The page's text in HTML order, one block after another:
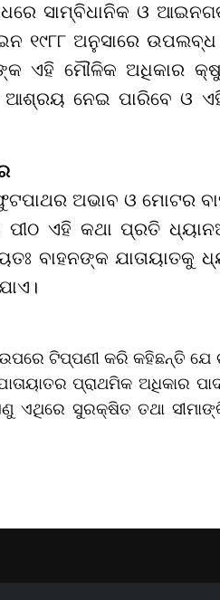
ସାମ୍ବିଧାନିକ ଓ
୧୯୮୮ ଅନୁସାରେ ଉପଲବ୍ଧ
ଏହି ମୌଳିକ ଅଧିକାର
ନେଇ ପାରିବେ ଓ ଏହି
ଅଭାବ ଓ ମୋଟର
ଏହି କଥା ପ୍ରତି
ବାହନଙ୍କ ଯାତାୟାତକୁ
ଟିପ୍ପଣୀ କରି କହିଛନ୍ତି ଯେ
ପ୍ରାଥମିକ ଅଧିକାର
ଏଥିରେ ସୁରକ୍ଷିତ ତଥା